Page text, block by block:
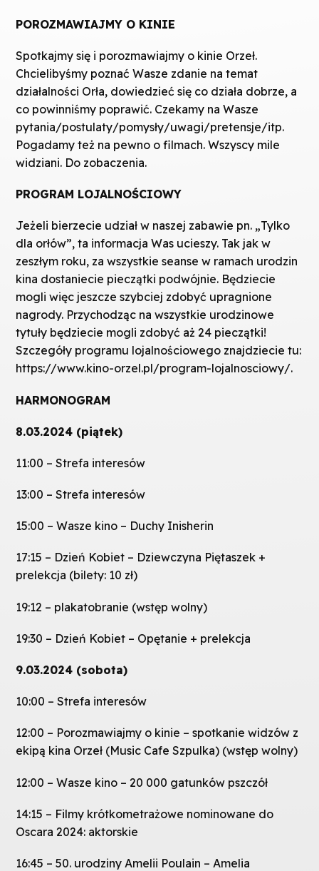
POROZMAWIAJMY O KINIE
Spotkajmy się i porozmawiajmy o kinie Orzeł.
Chcielibyśmy poznać Wasze zdanie na temat
działalności Orła, dowiedzieć się co działa dobrze, a
co powinniśmy poprawić. Czekamy na Wasze
pytania/postulaty/pomysły/uwagi/pretensje/itp.
Pogadamy też na pewno o filmach. Wszyscy mile
widziani. Do zobaczenia.
PROGRAM LOJALNOŚCIOWY
Jeżeli bierzecie udział w naszej zabawie pn. „Tylko
dla orłów”, ta informacja Was ucieszy. Tak jak w
zeszłym roku, za wszystkie seanse w ramach urodzin
kina dostaniecie pieczątki podwójnie. Będziecie
mogli więc jeszcze szybciej zdobyć upragnione
nagrody. Przychodząc na wszystkie urodzinowe
tytuły będziecie mogli zdobyć aż 24 pieczątki!
Szczegóły programu lojalnościowego znajdziecie tu:
https://www.kino-orzel.pl/program-lojalnosciowy/.
HARMONOGRAM
8.03.2024 (piątek)
11:00 – Strefa interesów
13:00 – Strefa interesów
15:00 – Wasze kino – Duchy Inisherin
17:15 – Dzień Kobiet – Dziewczyna Piętaszek +
prelekcja (bilety: 10 zł)
19:12 – plakatobranie (wstęp wolny)
19:30 – Dzień Kobiet – Opętanie + prelekcja
9.03.2024 (sobota)
10:00 – Strefa interesów
12:00 – Porozmawiajmy o kinie – spotkanie widzów z
ekipą kina Orzeł (Music Cafe Szpulka) (wstęp wolny)
12:00 – Wasze kino – 20 000 gatunków pszczół
14:15 – Filmy krótkometrażowe nominowane do
Oscara 2024: aktorskie
16:45 – 50. urodziny Amelii Poulain – Amelia